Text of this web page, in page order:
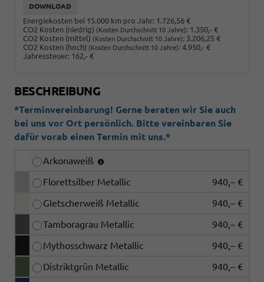
DOWNLOAD
Energiekosten bei 15.000 km pro Jahr: 1.726,56 €
CO2 Kosten (niedrig) (Kosten Durchschnitt 10 Jahre): 1.350,- €
CO2 Kosten (mittel) (Kosten Durchschnitt 10 Jahre): 3.206,25 €
CO2 Kosten (hoch) (Kosten Durchschnitt 10 Jahre): 4.950,- €
Jahressteuer: 162,- €
BESCHREIBUNG
*Terminvereinbarung! Gerne beraten wir Sie auch
bei uns vor Ort persönlich. Bitte vereinbaren Sie
dafür vorab einen Termin mit uns.*
Arkonaweiß
Florettsilber Metallic
940,– €
Gletscherweiß Metallic
940,– €
Tamboragrau Metallic
940,– €
Mythosschwarz Metallic
940,– €
Distriktgrün Metallic
940,– €